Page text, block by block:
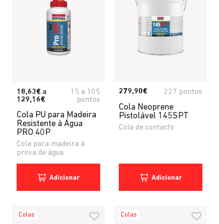
18,63€ a
129,16€
15 a 105
pontos
Cola PU para Madeira
Resistente à Água
PRO 40P
Cola para madeira à
prova de água
Adicionar
279,90€ 227 pontos
Cola Neoprene
Pistolável 145SPT
Cola de contacto
Adicionar
Colas Colas